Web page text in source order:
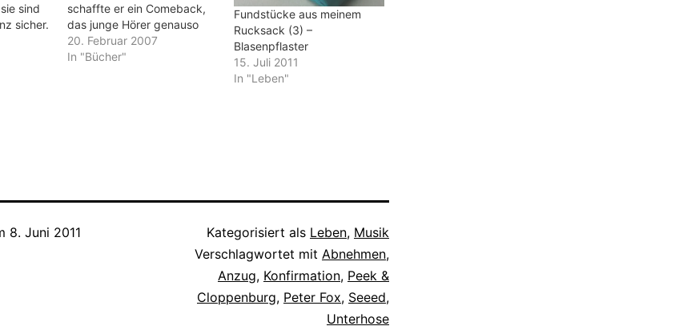
sind
sicher.
in
man
schaffte er ein Comeback,
das junge Hörer genauso
faszinierte wie alte Country-
Fans. Der Comic-Zeichner
20. Februar 2007
In "Bücher"
Fundstücke aus meinem
Rucksack (3) –
Blasenpflaster
15. Juli 2011
In "Leben"
8. Juni 2011
Kategorisiert als Leben, Musik
Verschlagwortet mit Abnehmen,
Anzug, Konfirmation, Peek &
Cloppenburg, Peter Fox, Seeed,
Unterhose